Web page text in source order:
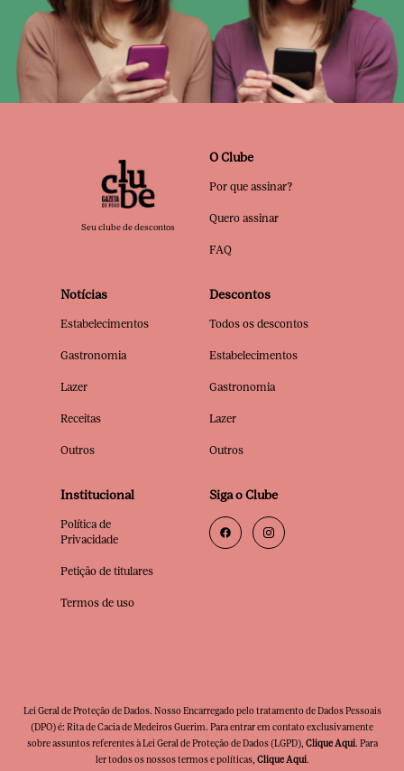
Seu clube de descontos
O Clube
Por que assinar?
Quero assinar
FAQ
Notícias
Estabelecimentos
Gastronomia
Lazer
Receitas
Outros
Descontos
Todos os descontos
Estabelecimentos
Gastronomia
Lazer
Outros
Institucional
Política de
Privacidade
Petição de titulares
Termos de uso
Siga o Clube
Lei Geral de Proteção de Dados. Nosso Encarregado pelo tratamento de Dados Pessoais
(DPO) é: Rita de Cacia de Medeiros Guerim. Para entrar em contato exclusivamente
sobre assuntos referentes à Lei Geral de Proteção de Dados (LGPD), Clique Aqui. Para
ler todos os nossos termos e políticas, Clique Aqui.